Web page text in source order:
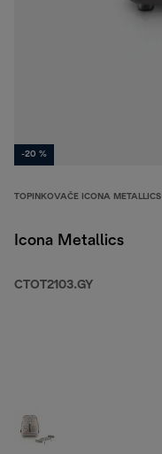
-20 %
TOPINKOVAČE ICONA METALLICS
Icona Metallics
CTOT2103.GY